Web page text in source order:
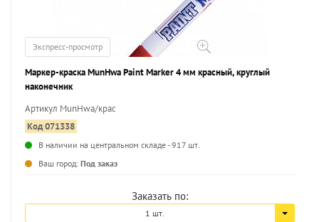
Экспресс-просмотр
Маркер-краска MunHwa Paint Marker 4 мм красный, круглый
наконечник
Артикул MunHwa/крас
Код 071338
В наличии на центральном складе - 917 шт.
Ваш город: Под заказ
Заказать по:
1 шт.